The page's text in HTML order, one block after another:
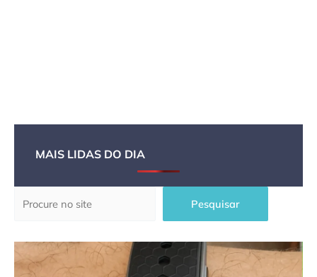
MAIS LIDAS DO DIA
Pesquisar